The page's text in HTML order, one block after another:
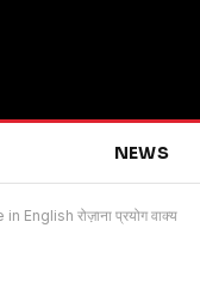
NEWS
English रोज़ाना प्रयोग वाक्य